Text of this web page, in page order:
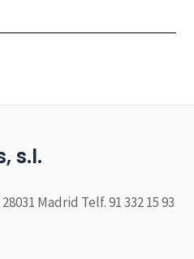
s.l.
Madrid Telf. 91 332 15 93